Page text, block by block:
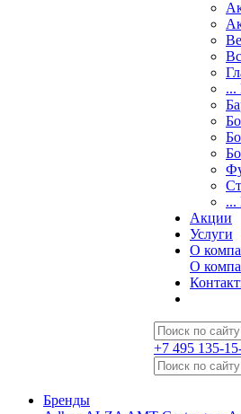
...
...
Акции
Услуги
О
О
+7 495 135-
Бренды